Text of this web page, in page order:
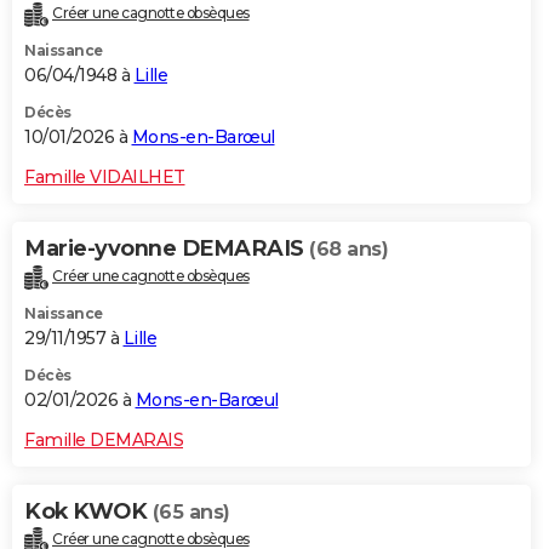
Créer une cagnotte obsèques
Naissance
06/04/1948 à Lille
Décès
10/01/2026 à Mons-en-Barœul
Famille VIDAILHET
Marie-yvonne DEMARAIS (68 ans)
Créer une cagnotte obsèques
Naissance
29/11/1957 à Lille
Décès
02/01/2026 à Mons-en-Barœul
Famille DEMARAIS
Kok KWOK (65 ans)
Créer une cagnotte obsèques